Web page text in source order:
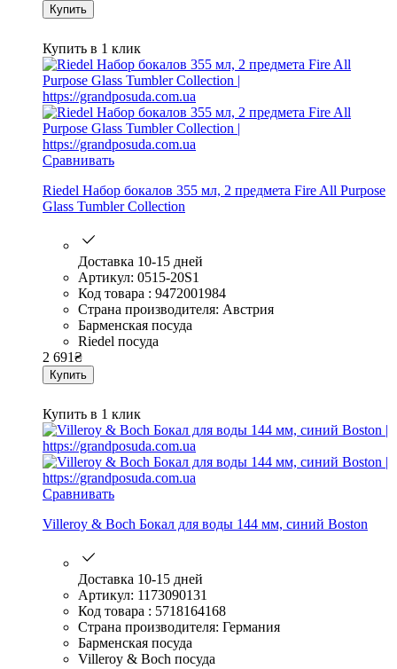
Купить
Купить в 1 клик
Сравнивать
Riedel Набор бокалов 355 мл, 2 предмета Fire All Purpose
Glass Tumbler Collection
Доставка 10-15 дней
Артикул: 0515-20S1
Код товара : 9472001984
Страна производителя: Австрия
Барменская посуда
Riedel посуда
2 691₴
Купить
Купить в 1 клик
Сравнивать
Villeroy & Boch Бокал для воды 144 мм, синий Boston
Доставка 10-15 дней
Артикул: 1173090131
Код товара : 5718164168
Страна производителя: Германия
Барменская посуда
Villeroy & Boch посуда